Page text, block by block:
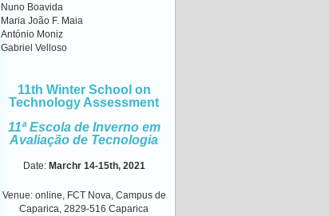
Nuno Boavida
Maria João F. Maia
António Moniz
Gabriel Velloso
11th Winter School on
Technology Assessment
11ª Escola de Inverno em
Avaliação de Tecnologia
Date: Marchr 14-15th, 2021
Venue: online, FCT Nova, Campus de
Caparica, 2829-516 Caparica